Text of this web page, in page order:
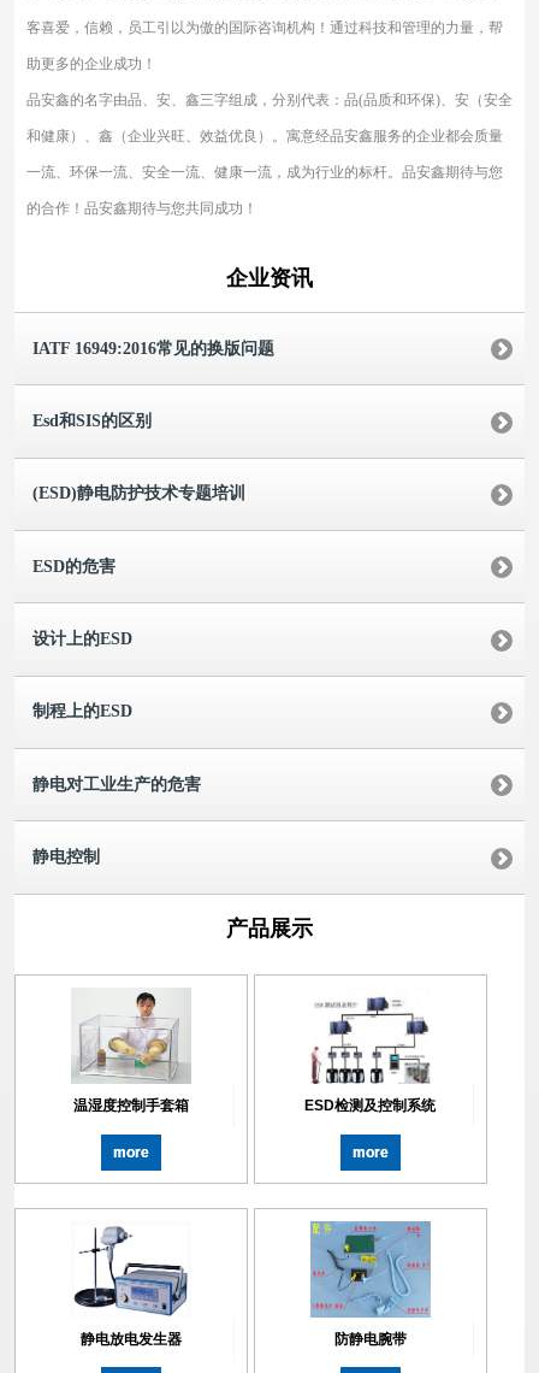
客喜爱，信赖，员工引以为傲的国际咨询机构！通过科技和管理的力量，帮
助更多的企业成功！
品安鑫的名字由品、安、鑫三字组成，分别代表：品(品质和环保)、安（安全
和健康）、鑫（企业兴旺、效益优良）。寓意经品安鑫服务的企业都会质量
一流、环保一流、安全一流、健康一流，成为行业的标杆。品安鑫期待与您
的合作！品安鑫期待与您共同成功！
企业资讯
IATF 16949:2016常见的换版问题
Esd和SIS的区别
(ESD)静电防护技术专题培训
ESD的危害
设计上的ESD
制程上的ESD
静电对工业生产的危害
静电控制
产品展示
温湿度控制手套箱
more
ESD检测及控制系统
more
静电放电发生器 防静电腕带